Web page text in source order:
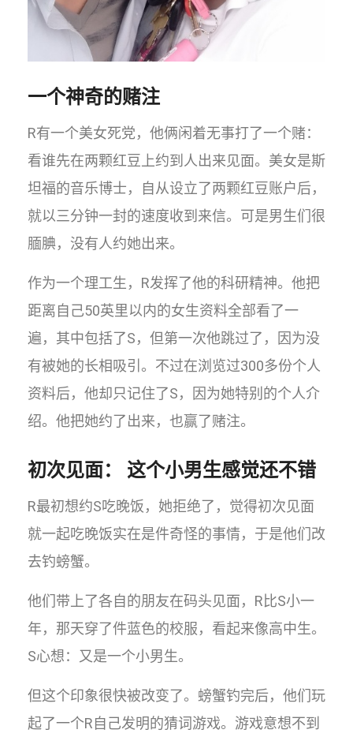
一个神奇的赌注
R有一个美女死党，他俩闲着无事打了一个赌：
看谁先在两颗红豆上约到人出来见面。美女是斯
坦福的音乐博士，自从设立了两颗红豆账户后，
就以三分钟一封的速度收到来信。可是男生们很
腼腆，没有人约她出来。
作为一个理工生，R发挥了他的科研精神。他把
距离自己50英里以内的女生资料全部看了一
遍，其中包括了S，但第一次他跳过了，因为没
有被她的长相吸引。不过在浏览过300多份个人
资料后，他却只记住了S，因为她特别的个人介
绍。他把她约了出来，也赢了赌注。
初次见面： 这个小男生感觉还不错
R最初想约S吃晚饭，她拒绝了，觉得初次见面
就一起吃晚饭实在是件奇怪的事情，于是他们改
去钓螃蟹。
他们带上了各自的朋友在码头见面，R比S小一
年，那天穿了件蓝色的校服，看起来像高中生。
S心想：又是一个小男生。
但这个印象很快被改变了。螃蟹钓完后，他们玩
起了一个R自己发明的猜词游戏。游戏意想不到